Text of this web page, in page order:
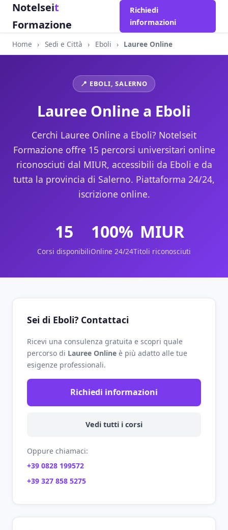
Notelseit
Formazione
Richiedi
informazioni
Home › Sedi e Città › Eboli › Lauree Online
📍 EBOLI, SALERNO
Lauree Online a Eboli
Cerchi Lauree Online a Eboli? Notelseit
Formazione offre 15 percorsi universitari online
riconosciuti dal MIUR, accessibili da Eboli e da
tutta la provincia di Salerno. Piattaforma 24/24,
iscrizione online.
15
Corsi disponibili
100%
Online 24/24
MIUR
Titoli riconosciuti
Sei di Eboli? Contattaci
Ricevi una consulenza gratuita e scopri quale
percorso di Lauree Online è più adatto alle tue
esigenze professionali.
Richiedi informazioni
Vedi tutti i corsi
Oppure chiamaci:
+39 0828 199572
+39 327 858 5275